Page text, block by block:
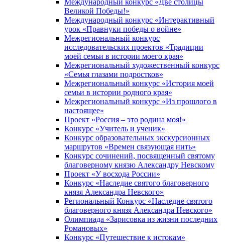
Международный конкурс «Две столицы
Великой Победы!»
Международный конкурс «Интерактивный
урок «Правнуки победы о войне»
Межрегиональный конкурс
исследовательских проектов «Традиции
моей семьи в истории моего края»
Межрегиональный художественный конкурс
«Семья глазами подростков»
Межрегиональный конкурс «История моей
семьи в истории родного края»
Межрегиональный конкурс «Из прошлого в
настоящее»
Проект «Россия – это родина моя!»
Конкурс «Учитель и ученик»
Конкурс образовательных экскурсионных
маршрутов «Времен связующая нить»
Конкурс сочинений, посвященный святому
благоверному князю Александру Невскому
Проект «У восхода России»
Конкурс «Наследие святого благоверного
князя Александра Невского»
Региональный Конкурс «Наследие святого
благоверного князя Александра Невского»
Олимпиада «Зарисовка из жизни последних
Романовых»
Конкурс «Путешествие к истокам»